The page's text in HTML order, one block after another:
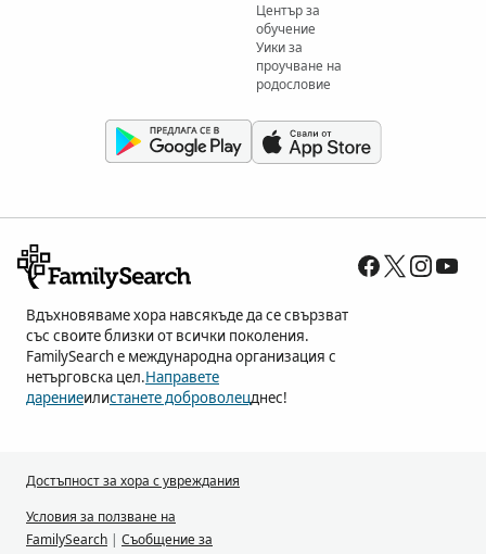
Център за
обучение
Уики за
проучване на
родословие
Вдъхновяваме хора навсякъде да се свързват
със своите близки от всички поколения.
FamilySearch е международна организация с
нетърговска цел.Направете
дарениеилистанете доброволецднес!
Достъпност за хора с увреждания
Условия за ползване на
FamilySearch | Съобщение за